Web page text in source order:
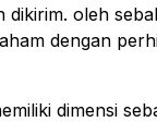
dikirim. oleh
dengan
dimensi